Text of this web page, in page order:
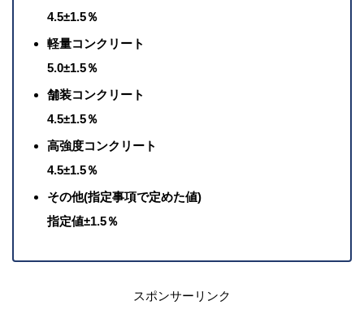
4.5±1.5％
軽量コンクリート
5.0±1.5％
舗装コンクリート
4.5±1.5％
高強度コンクリート
4.5±1.5％
その他(指定事項で定めた値)
指定値±1.5％
スポンサーリンク